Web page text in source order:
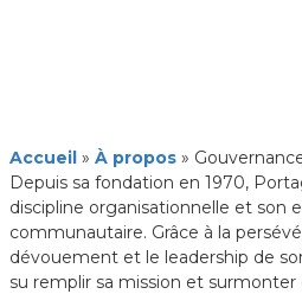
Accueil» À propos»
Depuis sa fondation en 1970,
discipline organisationnelle et son
communautaire. Grâce à la
dévouement et le leadership de
su remplir sa mission et